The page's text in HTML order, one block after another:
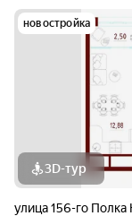
новостройка
3D-тур
улица 156-го